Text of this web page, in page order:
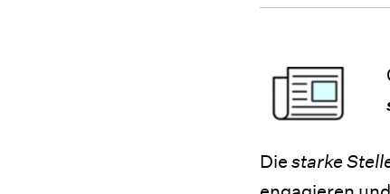
Die starke